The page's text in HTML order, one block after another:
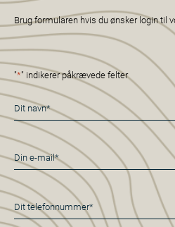
Brug formularen hvis du ønsker login til
"*" indikerer påkrævede felter
Navn
*
E-
mail
*
Telefon
*